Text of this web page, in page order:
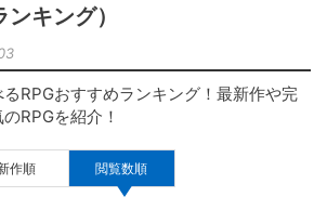
キング）
RPGおすすめランキング！最新作や完
RPGを紹介！
作順 閲覧数順